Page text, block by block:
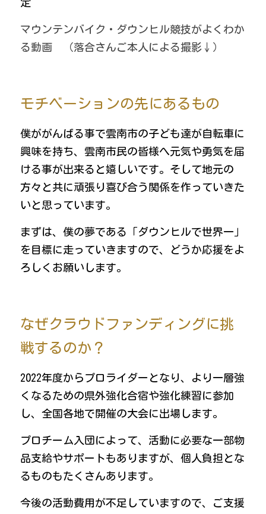
定
マウンテンバイク・ダウンヒル競技がよくわか
る動画　（落合さんご本人による撮影↓）
モチベーションの先にあるもの
僕ががんばる事で雲南市の子ども達が自転車に
興味を持ち、雲南市民の皆様へ元気や勇気を届
ける事が出来ると嬉しいです。そして地元の
方々と共に頑張り喜び合う関係を作っていきた
いと思っています。
まずは、僕の夢である「ダウンヒルで世界一」
を目標に走っていきますので、どうか応援をよ
ろしくお願いします。
なぜクラウドファンディングに挑
戦するのか？
2022年度からプロライダーとなり、より一層強
くなるための県外強化合宿や強化練習に参加
し、全国各地で開催の大会に出場します。
プロチーム入団によって、活動に必要な一部物
品支給やサポートもありますが、個人負担とな
るものもたくさんあります。
今後の活動費用が不足していますので、ご支援